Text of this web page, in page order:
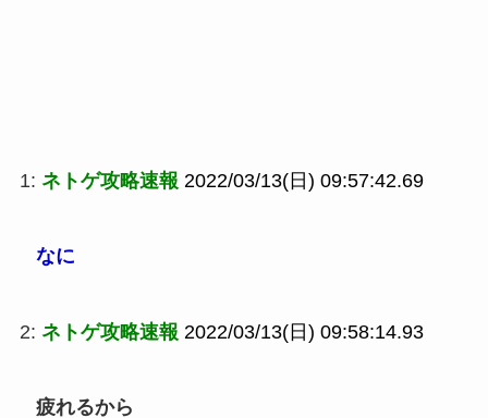
1: ネトゲ攻略速報 2022/03/13(日) 09:57:42.69
なに
2: ネトゲ攻略速報 2022/03/13(日) 09:58:14.93
疲れるから